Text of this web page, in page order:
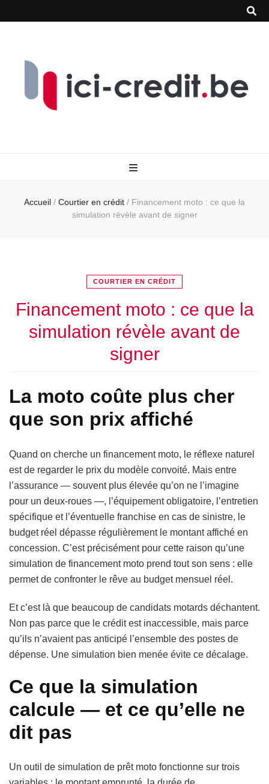
Accueil / Courtier en crédit / Financement moto : ce que la
simulation révèle avant de signer
COURTIER EN CRÉDIT
Financement moto : ce que la
simulation révèle avant de
signer
La moto coûte plus cher
que son prix affiché
Quand on cherche un financement moto, le réflexe naturel
est de regarder le prix du modèle convoité. Mais entre
l’assurance — souvent plus élevée qu’on ne l’imagine
pour un deux-roues —, l’équipement obligatoire, l’entretien
spécifique et l’éventuelle franchise en cas de sinistre, le
budget réel dépasse régulièrement le montant affiché en
concession. C’est précisément pour cette raison qu’une
simulation de financement moto prend tout son sens : elle
permet de confronter le rêve au budget mensuel réel.
Et c’est là que beaucoup de candidats motards déchantent.
Non pas parce que le crédit est inaccessible, mais parce
qu’ils n’avaient pas anticipé l’ensemble des postes de
dépense. Une simulation bien menée évite ce décalage.
Ce que la simulation
calcule — et ce qu’elle ne
dit pas
Un outil de simulation de prêt moto fonctionne sur trois